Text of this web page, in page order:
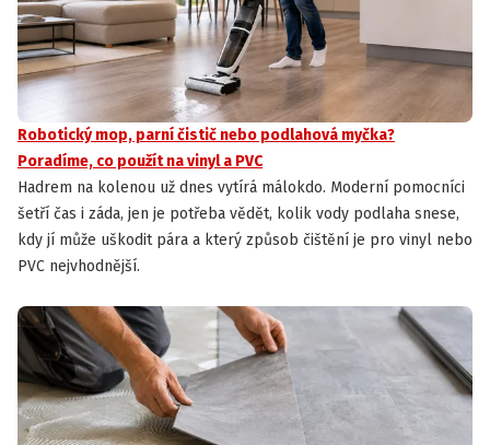
Robotický mop, parní čistič nebo podlahová myčka?
Poradíme, co použít na vinyl a PVC
Hadrem na kolenou už dnes vytírá málokdo. Moderní pomocníci
šetří čas i záda, jen je potřeba vědět, kolik vody podlaha snese,
kdy jí může uškodit pára a který způsob čištění je pro vinyl nebo
PVC nejvhodnější.